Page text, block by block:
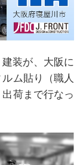
装が、大阪に
ム貼り（職人
荷まで行なっ